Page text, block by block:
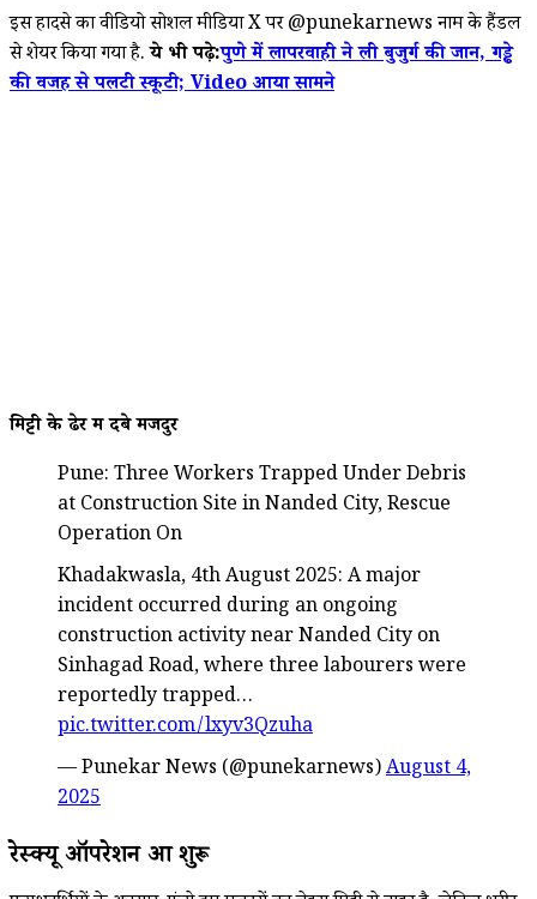
इस हादसे का वीडियो सोशल मीडिया X पर @punekarnews नाम के हैंडल
से शेयर किया गया है.ये भी पढ़े:पुणे में लापरवाही ने ली बुजुर्ग की जान, गड्ढे
की वजह से पलटी स्कूटी; Video आया सामने
मिट्टी के ढेर में दबे मजदुर
Pune: Three Workers Trapped Under Debris
at Construction Site in Nanded City, Rescue
Operation On
Khadakwasla, 4th August 2025: A major
incident occurred during an ongoing
construction activity near Nanded City on
Sinhagad Road, where three labourers were
reportedly trapped…
pic.twitter.com/lxyv3Qzuha
— Punekar News (@punekarnews)August 4,
2025
रेस्क्यू ऑपरेशन हुआ शुरू